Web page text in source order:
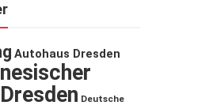
Autohaus Dresden
Deutsche